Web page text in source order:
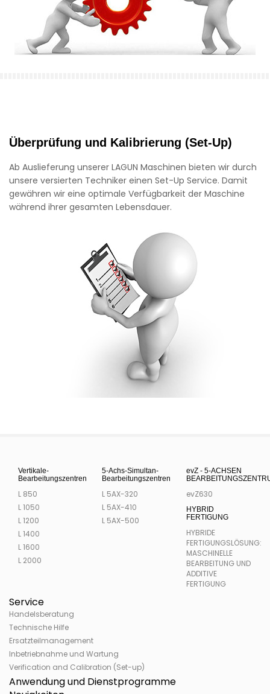
Überprüfung und Kalibrierung (Set-Up)
Ab Auslieferung unserer LAGUN Maschinen bieten wir durch
unsere versierten Techniker einen Set-Up Service. Damit
gewähren wir eine optimale Verfügbarkeit der Maschine
während ihrer gesamten Lebensdauer.
Vertikale-
Bearbeitungszentren
L 850
L 1050
L 1200
L 1400
L 1600
L 2000
5-Achs-Simultan-
Bearbeitungszentren
L 5AX-320
L 5AX-410
L 5AX-500
evZ - 5-ACHSEN
evZ630
HYBRID
FERTIGUNG
HYBRIDE
FERTIGUNGSLÖSUNG:
MASCHINELLE
BEARBEITUNG UND
ADDITIVE
FERTIGUNG
Service
Handelsberatung
Technische Hilfe
Ersatzteilmanagement
Inbetriebnahme und Wartung
Verification and Calibration (Set-up)
Anwendung und Dienstprogramme